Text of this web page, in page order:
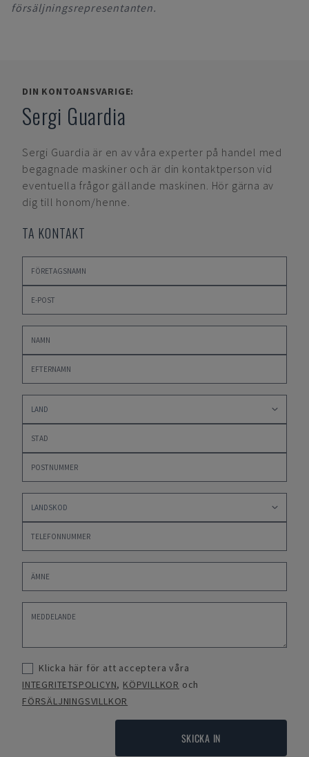
försäljningsrepresentanten.
DIN KONTOANSVARIGE:
Sergi Guardia
Sergi Guardia är en av våra experter på handel med
begagnade maskiner och är din kontaktperson vid
eventuella frågor gällande maskinen. Hör gärna av
dig till honom/henne.
TA KONTAKT
Klicka här för att acceptera våra
INTEGRITETSPOLICYN, KÖPVILLKOR och
FÖRSÄLJNINGSVILLKOR
SKICKA IN